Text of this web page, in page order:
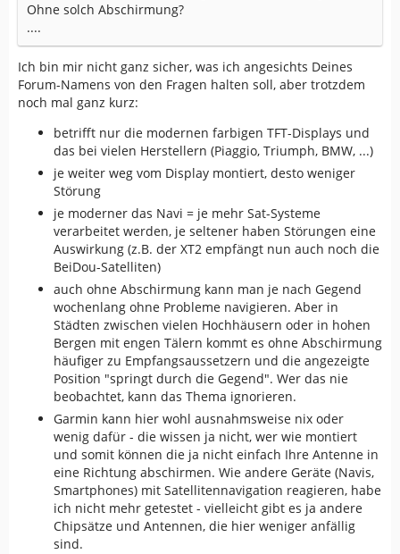
Ohne solch Abschirmung?
....
Ich bin mir nicht ganz sicher, was ich angesichts Deines
Forum-Namens von den Fragen halten soll, aber trotzdem
noch mal ganz kurz:
betrifft nur die modernen farbigen TFT-Displays und
das bei vielen Herstellern (Piaggio, Triumph, BMW, ...)
je weiter weg vom Display montiert, desto weniger
Störung
je moderner das Navi = je mehr Sat-Systeme
verarbeitet werden, je seltener haben Störungen eine
Auswirkung (z.B. der XT2 empfängt nun auch noch die
BeiDou-Satelliten)
auch ohne Abschirmung kann man je nach Gegend
wochenlang ohne Probleme navigieren. Aber in
Städten zwischen vielen Hochhäusern oder in hohen
Bergen mit engen Tälern kommt es ohne Abschirmung
häufiger zu Empfangsaussetzern und die angezeigte
Position "springt durch die Gegend". Wer das nie
beobachtet, kann das Thema ignorieren.
Garmin kann hier wohl ausnahmsweise nix oder
wenig dafür - die wissen ja nicht, wer wie montiert
und somit können die ja nicht einfach Ihre Antenne in
eine Richtung abschirmen. Wie andere Geräte (Navis,
Smartphones) mit Satellitennavigation reagieren, habe
ich nicht mehr getestet - vielleicht gibt es ja andere
Chipsätze und Antennen, die hier weniger anfällig
sind.